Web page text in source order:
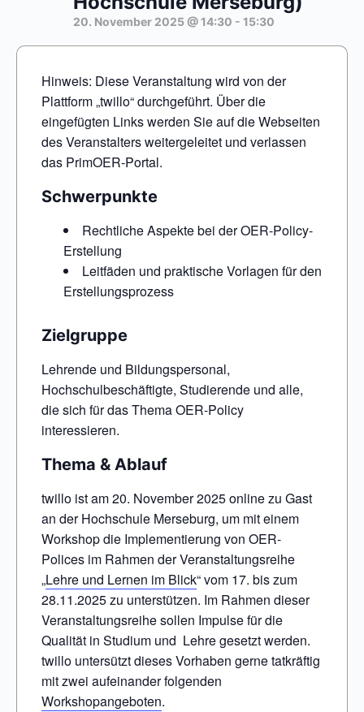
20. November 2025 @ 14:30 - 15:30
Hinweis: Diese Veranstaltung wird von der
Plattform „twillo“ durchgeführt. Über die
eingefügten Links werden Sie auf die Webseiten
des Veranstalters weitergeleitet und verlassen
das PrimOER-Portal.
Schwerpunkte
Rechtliche Aspekte bei der OER-Policy-
Erstellung
Leitfäden und praktische Vorlagen für den
Erstellungsprozess
Zielgruppe
Lehrende und Bildungspersonal,
Hochschulbeschäftigte, Studierende und alle,
die sich für das Thema OER-Policy
interessieren.
Thema & Ablauf
twillo ist am 20. November 2025 online zu Gast
an der Hochschule Merseburg, um mit einem
Workshop die Implementierung von OER-
Polices im Rahmen der Veranstaltungsreihe
„Lehre und Lernen im Blick“ vom 17. bis zum
28.11.2025 zu unterstützen. Im Rahmen dieser
Veranstaltungsreihe sollen Impulse für die
Qualität in Studium und Lehre gesetzt werden.
twillo untersützt dieses Vorhaben gerne tatkräftig
mit zwei aufeinander folgenden
Workshopangeboten.